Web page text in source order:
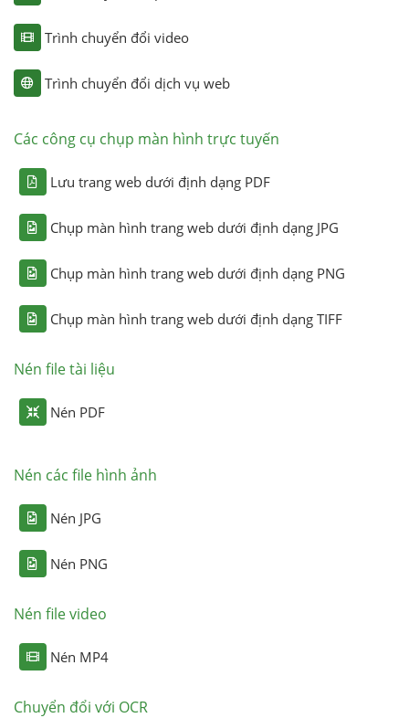
Trình chuyển đổi video
Trình chuyển đổi dịch vụ web
Các công cụ chụp màn hình trực tuyến
Lưu trang web dưới định dạng PDF
Chụp màn hình trang web dưới định dạng JPG
Chụp màn hình trang web dưới định dạng PNG
Chụp màn hình trang web dưới định dạng TIFF
Nén file tài liệu
Nén PDF
Nén các file hình ảnh
Nén JPG
Nén PNG
Nén file video
Nén MP4
Chuyển đổi với OCR